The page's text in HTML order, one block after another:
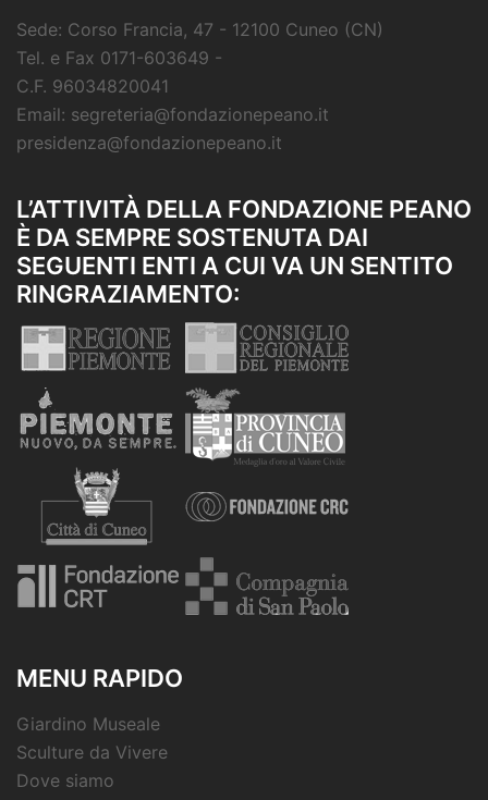
Sede: Corso Francia, 47 - 12100 Cuneo (CN)
Tel. e Fax 0171-603649 -
C.F. 96034820041
Email: segreteria@fondazionepeano.it
presidenza@fondazionepeano.it
L’ATTIVITÀ DELLA FONDAZIONE PEANO
È DA SEMPRE SOSTENUTA DAI
SEGUENTI ENTI A CUI VA UN SENTITO
RINGRAZIAMENTO:
MENU RAPIDO
Giardino Museale
Sculture da Vivere
Dove siamo